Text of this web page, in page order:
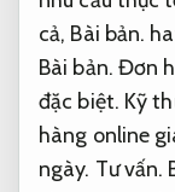
cả, Bài bản.
Bài bản. Đơn
đặc biệt. Kỹ
hàng online
ngày. Tư vấn.